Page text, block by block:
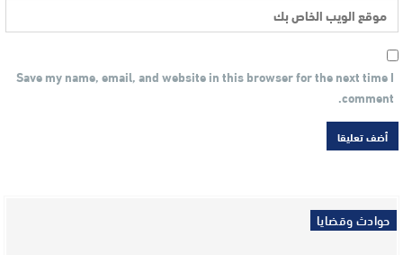
Save my name, email, and website in this browser for the next time I
comment.
حوادث وقضايا